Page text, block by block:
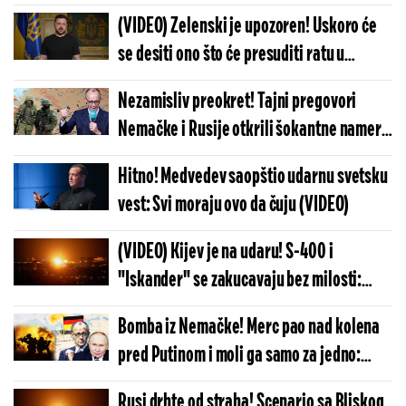
Rusije - U Kijevu muk, Zelenski ne sme da
progovori o ovome
(VIDEO) Zelenski je upozoren! Uskoro će
se desiti ono što će presuditi ratu u
Ukrajini
Nezamisliv preokret! Tajni pregovori
Nemačke i Rusije otkrili šokantne namere
Berlina: Ovo se neće završiti kako je Kijev
zamišljao
Hitno! Medvedev saopštio udarnu svetsku
vest: Svi moraju ovo da čuju (VIDEO)
(VIDEO) Kijev je na udaru! S-400 i
"Iskander" se zakucavaju bez milosti:
Putin brutalno razara Ukrajinu - Stižu prvi
snimci užasa
Bomba iz Nemačke! Merc pao nad kolena
pred Putinom i moli ga samo za jedno:
Evropa je upravo potučena do nogu, ovo